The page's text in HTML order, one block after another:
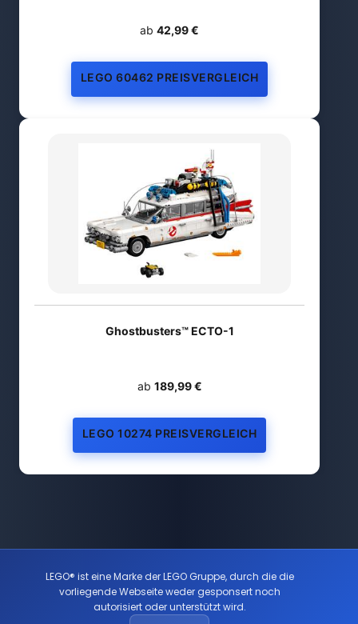
ab 42,99 €
LEGO 60462 PREISVERGLEICH
Ghostbusters™ ECTO-1
ab 189,99 €
LEGO 10274 PREISVERGLEICH
LEGO® ist eine Marke der LEGO Gruppe, durch die die
vorliegende Webseite weder gesponsert noch
autorisiert oder unterstützt wird.